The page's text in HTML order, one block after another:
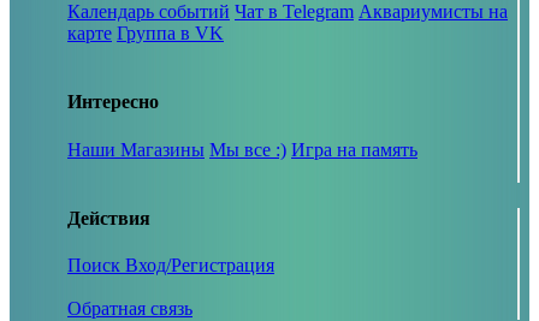
Календарь событий Чат в Telegram Аквариумисты на
карте Группа в VK
Интересно
Наши Магазины Мы все :) Игра на память
Действия
Поиск Вход/Регистрация
Обратная связь